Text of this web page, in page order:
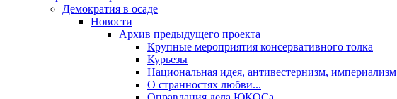
Демократия в осаде
Новости
Архив предыдущего проекта
Крупные мероприятия консервативного толка
Курьезы
Национальная идея, антивестернизм, империализм
О странностях любви...